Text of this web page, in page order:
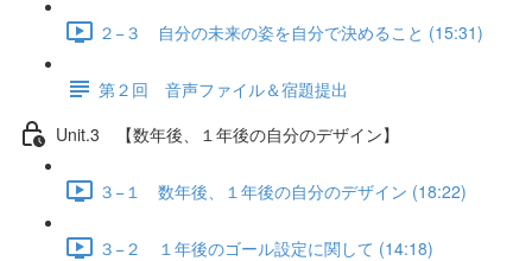
２−３ 自分の未来の姿を自分で決めること (15:31)
第２回 音声ファイル＆宿題提出
Unit.3 【数年後、１年後の自分のデザイン】
３−１ 数年後、１年後の自分のデザイン (18:22)
３−２ １年後のゴール設定に関して (14:18)